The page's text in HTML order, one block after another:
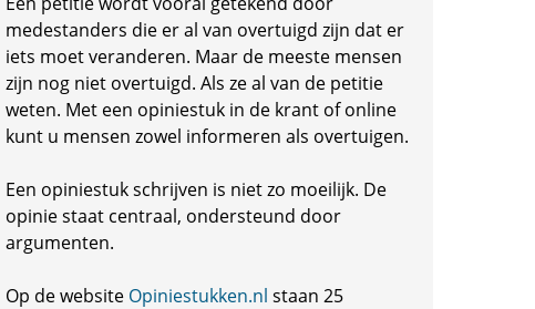
medestanders die er al van overtuigd zijn dat er
iets moet veranderen. Maar de meeste mensen
zijn nog niet overtuigd. Als ze al van de petitie
weten. Met een opiniestuk in de krant of online
kunt u mensen zowel informeren als overtuigen.
Een opiniestuk schrijven is niet zo moeilijk. De
opinie staat centraal, ondersteund door
argumenten.
Op de website Opiniestukken.nl staan 25